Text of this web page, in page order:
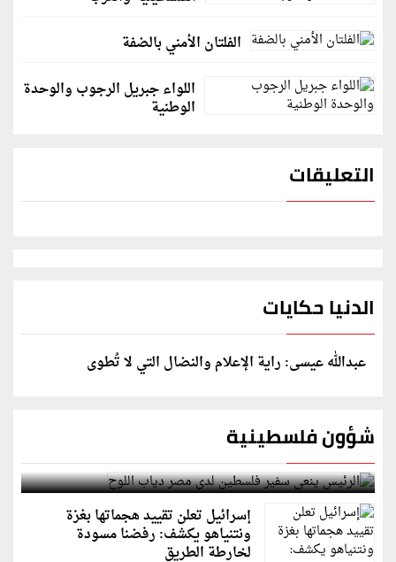
الفلتان الأمني بالضفة
اللواء جبريل الرجوب والوحدة
الوطنية
التعليقات
الدنيا حكايات
عبدالله عيسى: راية الإعلام والنضال التي لا تُطوى
شؤون فلسطينية
الرئيس ينعى سفير فلسطين لدى مصر دياب اللوح
إسرائيل تعلن تقييد هجماتها بغزة
ونتنياهو يكشف: رفضنا مسودة
لخارطة الطريق